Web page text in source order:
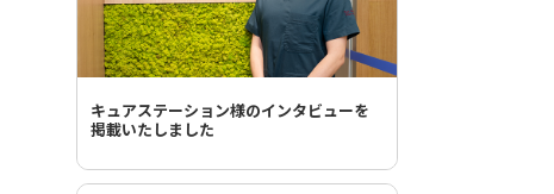
キュアステーション様のインタビューを
掲載いたしました